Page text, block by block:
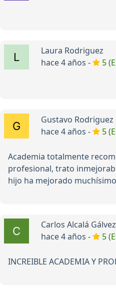
Laura Rodriguez
hace 4 años -
5
Gustavo Rodriguez
hace 4 años -
5
Academia totalmente
profesional, trato
hijo ha mejorado
Carlos Alcalá Gálvez
hace 4 años -
5
INCREIBLE ACADEMIA Y